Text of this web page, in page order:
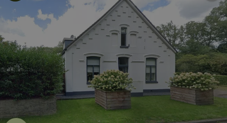
Dit natuurhuisje is eco-